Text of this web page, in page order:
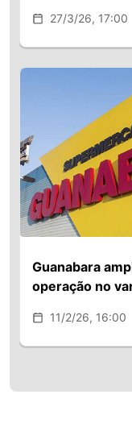
27/3/26, 17:00
Guanabara
operação no
11/2/26, 16:00